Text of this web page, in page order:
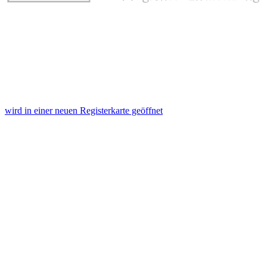
wird in einer neuen Registerkarte geöffnet